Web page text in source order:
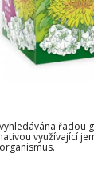
řadou
využívající